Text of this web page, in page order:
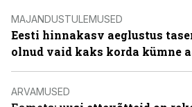
MAJANDUSTULEMUSED
Eesti hinnakasv aeglustus
olnud vaid kaks korda kümne
ARVAMUSED